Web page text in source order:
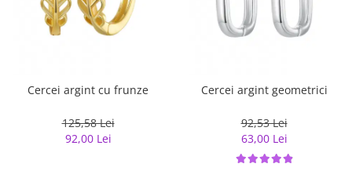
Cercei argint cu frunze
125,58 Lei
92,00 Lei
Cercei argint geometrici
92,53 Lei
63,00 Lei